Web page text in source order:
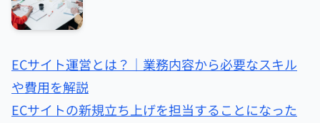
ECサイト運営とは？｜業務内容から必要なスキル
や費用を解説
ECサイトの新規立ち上げを担当することになった